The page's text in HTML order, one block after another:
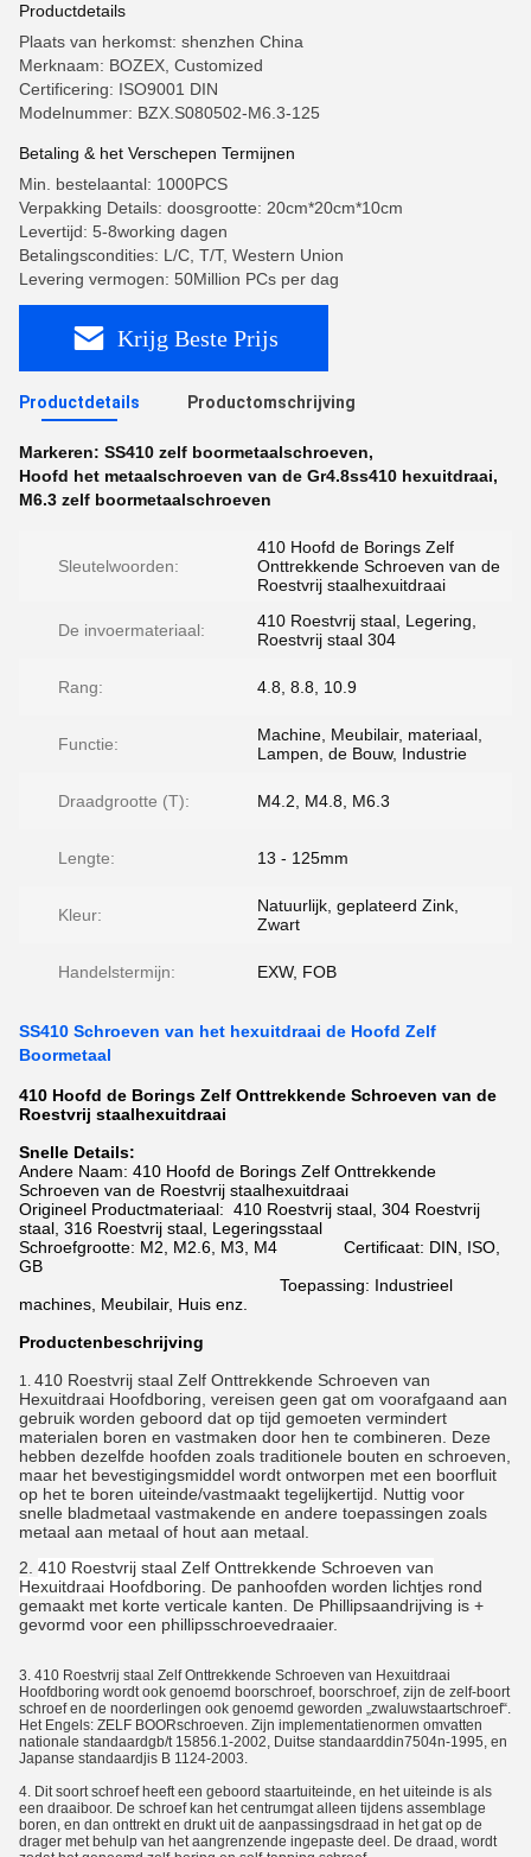
Productdetails
Plaats van herkomst: shenzhen China
Merknaam: BOZEX, Customized
Certificering: ISO9001 DIN
Modelnummer: BZX.S080502-M6.3-125
Betaling & het Verschepen Termijnen
Min. bestelaantal: 1000PCS
Verpakking Details: doosgrootte: 20cm*20cm*10cm
Levertijd: 5-8working dagen
Betalingscondities: L/C, T/T, Western Union
Levering vermogen: 50Million PCs per dag
Krijg Beste Prijs
Productdetails Productomschrijving
Markeren: SS410 zelf boormetaalschroeven,
Hoofd het metaalschroeven van de Gr4.8ss410 hexuitdraai,
M6.3 zelf boormetaalschroeven
Sleutelwoorden:
410 Hoofd de Borings Zelf
Onttrekkende Schroeven van de
Roestvrij staalhexuitdraai
De invoermateriaal:
410 Roestvrij staal, Legering,
Roestvrij staal 304
Rang: 4.8, 8.8, 10.9
Functie:
Machine, Meubilair, materiaal,
Lampen, de Bouw, Industrie
Draadgrootte (T): M4.2, M4.8, M6.3
Lengte: 13 - 125mm
Kleur:
Natuurlijk, geplateerd Zink,
Zwart
Handelstermijn: EXW, FOB
SS410 Schroeven van het hexuitdraai de Hoofd Zelf
Boormetaal
410 Hoofd de Borings Zelf Onttrekkende Schroeven van de
Roestvrij staalhexuitdraai
Snelle Details:
Andere Naam: 410 Hoofd de Borings Zelf Onttrekkende
Schroeven van de Roestvrij staalhexuitdraai
Origineel Productmateriaal: 410 Roestvrij staal, 304 Roestvrij
staal, 316 Roestvrij staal, Legeringsstaal
Schroefgrootte: M2, M2.6, M3, M4 Certificaat: DIN, ISO,
GB
Toepassing: Industrieel
machines, Meubilair, Huis enz.
Productenbeschrijving
1. 410 Roestvrij staal Zelf Onttrekkende Schroeven van
Hexuitdraai Hoofdboring , vereisen geen gat om voorafgaand aan
gebruik worden geboord dat op tijd gemoeten vermindert
materialen boren en vastmaken door hen te combineren. Deze
hebben dezelfde hoofden zoals traditionele bouten en schroeven,
maar het bevestigingsmiddel wordt ontworpen met een boorfluit
op het te boren uiteinde/vastmaakt tegelijkertijd. Nuttig voor
snelle bladmetaal vastmakende en andere toepassingen zoals
metaal aan metaal of hout aan metaal.
2. 410 Roestvrij staal Zelf Onttrekkende Schroeven van
Hexuitdraai Hoofdboring . De panhoofden worden lichtjes rond
gemaakt met korte verticale kanten. De Phillipsaandrijving is +
gevormd voor een phillipsschroevedraaier.
3. 410 Roestvrij staal Zelf Onttrekkende Schroeven van Hexuitdraai
Hoofdboring wordtook genoemd boorschroef, boorschroef, zijn de zelf-boort
schroef en de noorderlingen ook genoemd geworden „zwaluwstaartschroef“.
Het Engels: ZELF BOORschroeven. Zijn implementatienormen omvatten
nationale standaardgb/t 15856.1-2002, Duitse standaarddin7504n-1995, en
Japanse standaardjis B 1124-2003.
4. Dit soort schroef heeft een geboord staartuiteinde, en het uiteinde is als
een draaiboor. De schroef kan het centrumgat alleen tijdens assemblage
boren, en dan onttrekt en drukt uit de aanpassingsdraad in het gat op de
drager met behulp van het aangrenzende ingepaste deel. De draad, wordt